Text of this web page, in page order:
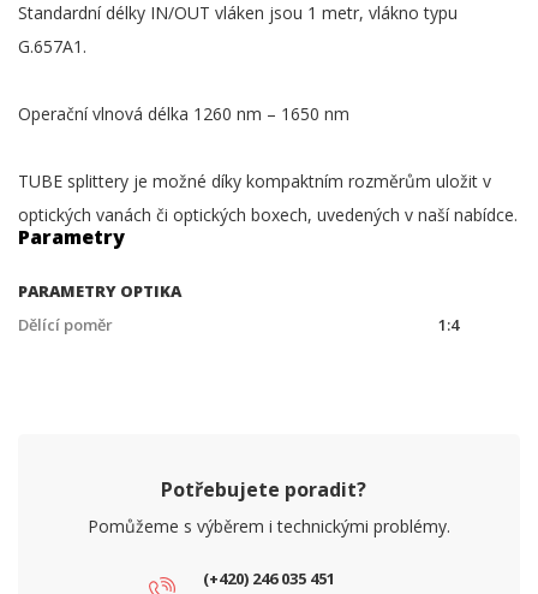
Standardní délky IN/OUT vláken jsou 1 metr, vlákno typu
G.657A1.
Operační vlnová délka 1260 nm – 1650 nm
TUBE splittery je možné díky kompaktním rozměrům uložit v
optických vanách či optických boxech, uvedených v naší nabídce.
Parametry
PARAMETRY OPTIKA
Dělící poměr
1:4
Potřebujete poradit?
Pomůžeme s výběrem i technickými problémy.
(+420) 246 035 451